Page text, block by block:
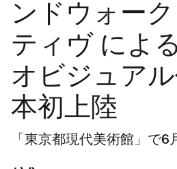
ンドウォー
ティヴ によ
オビジュア
本初上陸
「東京都現代美術館」で6